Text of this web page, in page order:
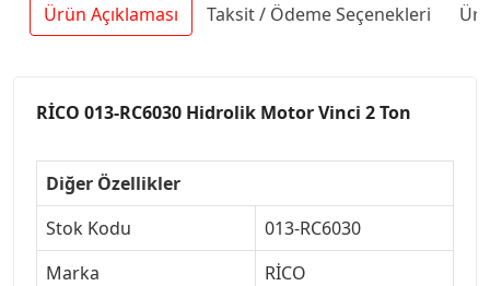
Ürün Açıklaması Taksit / Ödeme Seçenekleri
RİCO 013-RC6030 Hidrolik Motor Vinci 2 Ton
Diğer Özellikler
Stok Kodu
013-RC6030
Marka
RİCO